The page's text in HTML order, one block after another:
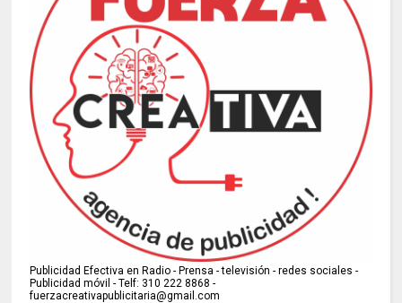
Publicidad Efectiva en Radio - Prensa - televisión - redes sociales -
Publicidad móvil - Telf: 310 222 8868 -
fuerzacreativapublicitaria@gmail.com